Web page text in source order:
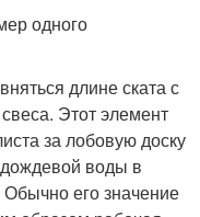
одного
длине ската с
Этот элемент
за лобовую доску
воды в
его значение